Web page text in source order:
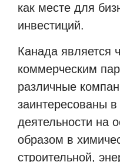
как месте для
инвестиций.
Канада является
коммерческим
различные
заинтересованы
деятельности на
образом в
строительной,